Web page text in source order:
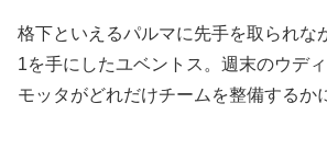
格下といえるパルマに先手を取られな
1を手にしたユベントス。週末のウディ
モッタがどれだけチームを整備するか